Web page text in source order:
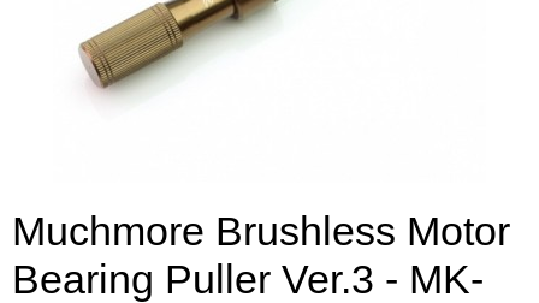
Muchmore Brushless Motor
Bearing Puller Ver.3 - MK-